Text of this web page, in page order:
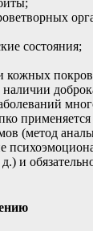
состояния;
кожных
применяется
(метод
и